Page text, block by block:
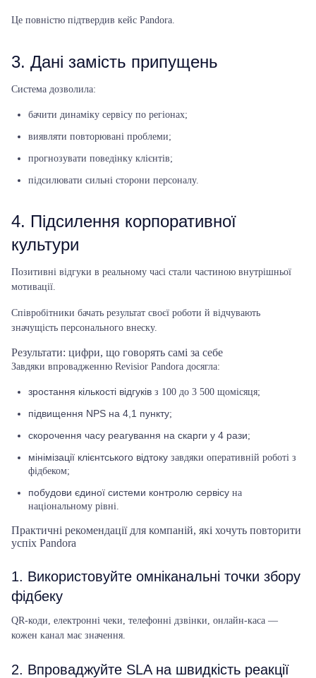
Це повністю підтвердив кейс Pandora.
3. Дані замість припущень
Система дозволила:
бачити динаміку сервісу по регіонах;
виявляти повторювані проблеми;
прогнозувати поведінку клієнтів;
підсилювати сильні сторони персоналу.
4. Підсилення корпоративної
культури
Позитивні відгуки в реальному часі стали частиною внутрішньої
мотивації.
Співробітники бачать результат своєї роботи й відчувають
значущість персонального внеску.
Результати: цифри, що говорять самі за себе
Завдяки впровадженню Revisior Pandora досягла:
зростання кількості відгуків з 100 до 3 500 щомісяця;
підвищення NPS на 4,1 пункту;
скорочення часу реагування на скарги у 4 рази;
мінімізації клієнтського відтоку завдяки оперативній роботі з
фідбеком;
побудови єдиної системи контролю сервісу на
національному рівні.
Практичні рекомендації для компаній, які хочуть повторити
успіх Pandora
1. Використовуйте омніканальні точки збору
фідбеку
QR-коди, електронні чеки, телефонні дзвінки, онлайн-каса —
кожен канал має значення.
2. Впроваджуйте SLA на швидкість реакції